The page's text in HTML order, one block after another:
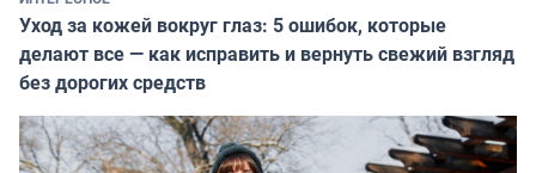
Уход за кожей вокруг глаз: 5 ошибок, которые
делают все — как исправить и вернуть свежий взгляд
без дорогих средств